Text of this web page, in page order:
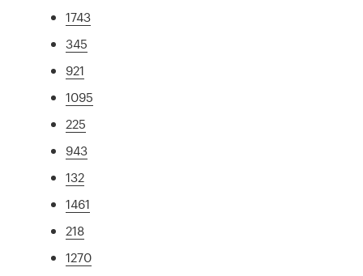
1743
345
921
1095
225
943
132
1461
218
1270